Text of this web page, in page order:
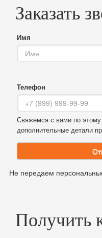
Заказать
Имя
Телефон
Свяжемся с вами по
дополнительные детали
Не передаем
Получить